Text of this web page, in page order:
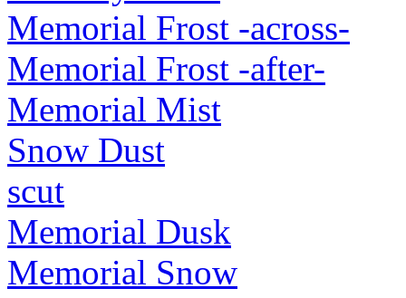
Memorial Frost -across-
Memorial Frost -after-
Memorial Mist
Snow Dust
scut
Memorial Dusk
Memorial Snow